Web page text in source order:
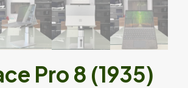
Pro 8 (1935)